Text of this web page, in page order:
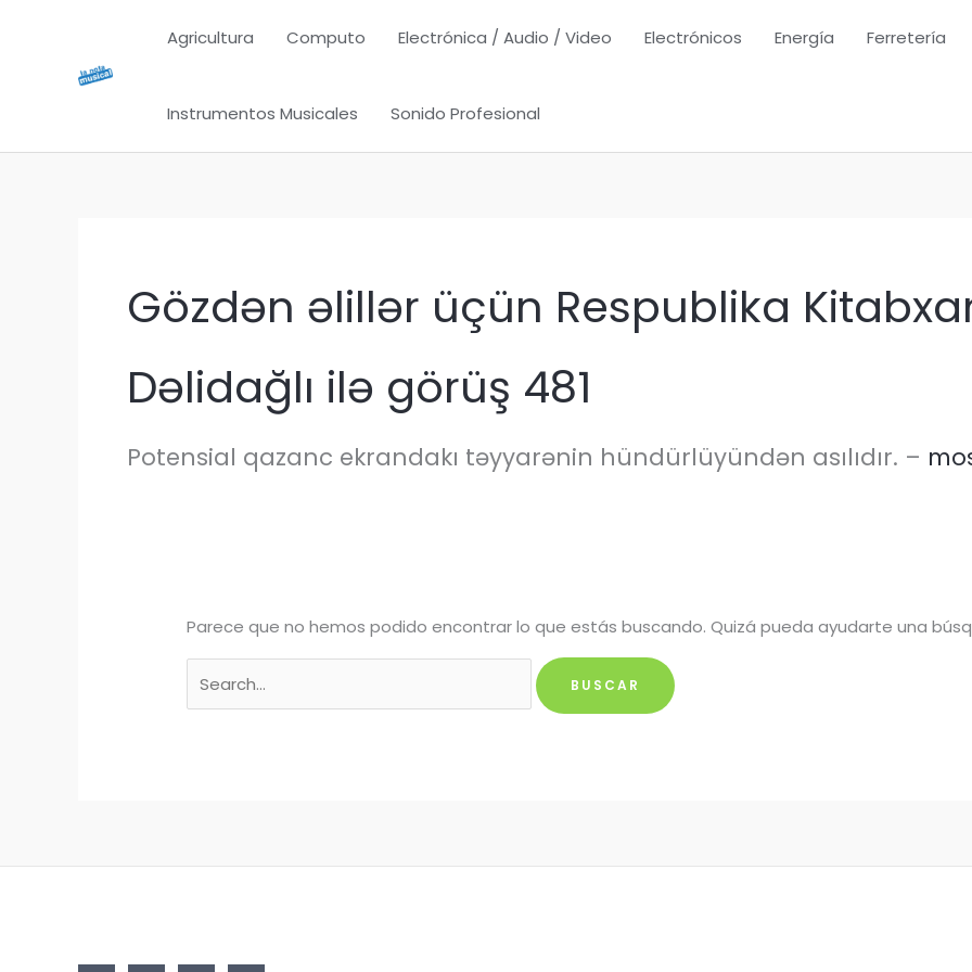
contenido
Agricultura Computo Electrónica / Audio / Video Electrónicos Energía Ferretería
Instrumentos Musicales Sonido Profesional
Gözdən əlillər üçün Respublika
Dəlidağlı ilə görüş 481
Potensial qazanc ekrandakı təyyarənin hündürlüyündən asılıdır. –
Parece que no hemos podido encontrar lo que estás buscando. Quizá pueda ayudarte una